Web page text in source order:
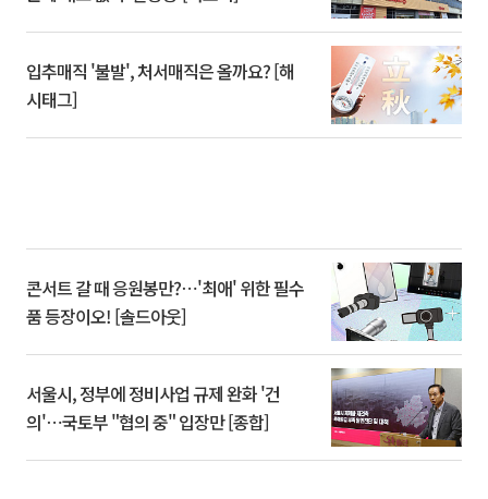
입추매직 '불발', 처서매직은 올까요? [해
시태그]
콘서트 갈 때 응원봉만?⋯'최애' 위한 필수
품 등장이오! [솔드아웃]
서울시, 정부에 정비사업 규제 완화 '건
의'⋯국토부 "협의 중" 입장만 [종합]